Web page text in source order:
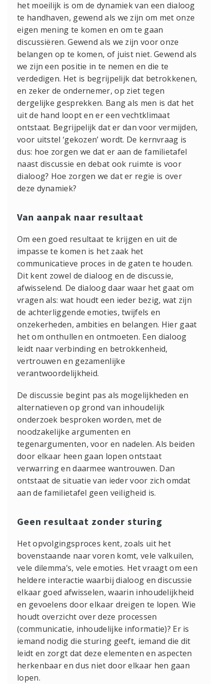
het moeilijk is om de dynamiek van een dialoog
te handhaven, gewend als we zijn om met onze
eigen mening te komen en om te gaan
discussiëren. Gewend als we zijn voor onze
belangen op te komen, of juist niet. Gewend als
we zijn een positie in te nemen en die te
verdedigen. Het is begrijpelijk dat betrokkenen,
en zeker de ondernemer, op ziet tegen
dergelijke gesprekken. Bang als men is dat het
uit de hand loopt en er een vechtklimaat
ontstaat. Begrijpelijk dat er dan voor vermijden,
voor uitstel ‘gekozen’ wordt. De kernvraag is
dus: hoe zorgen we dat er aan de familietafel
naast discussie en debat ook ruimte is voor
dialoog? Hoe zorgen we dat er regie is over
deze dynamiek?
Van aanpak naar resultaat
Om een goed resultaat te krijgen en uit de
impasse te komen is het zaak het
communicatieve proces in de gaten te houden.
Dit kent zowel de dialoog en de discussie,
afwisselend. De dialoog daar waar het gaat om
vragen als: wat houdt een ieder bezig, wat zijn
de achterliggende emoties, twijfels en
onzekerheden, ambities en belangen. Hier gaat
het om onthullen en ontmoeten. Een dialoog
leidt naar verbinding en betrokkenheid,
vertrouwen en gezamenlijke
verantwoordelijkheid.
De discussie begint pas als mogelijkheden en
alternatieven op grond van inhoudelijk
onderzoek besproken worden, met de
noodzakelijke argumenten en
tegenargumenten, voor en nadelen. Als beiden
door elkaar heen gaan lopen ontstaat
verwarring en daarmee wantrouwen. Dan
ontstaat de situatie van ieder voor zich omdat
aan de familietafel geen veiligheid is.
Geen resultaat zonder sturing
Het opvolgingsproces kent, zoals uit het
bovenstaande naar voren komt, vele valkuilen,
vele dilemma’s, vele emoties. Het vraagt om een
heldere interactie waarbij dialoog en discussie
elkaar goed afwisselen, waarin inhoudelijkheid
en gevoelens door elkaar dreigen te lopen. Wie
houdt overzicht over deze processen
(communicatie, inhoudelijke informatie)? Er is
iemand nodig die sturing geeft, iemand die dit
leidt en zorgt dat deze elementen en aspecten
herkenbaar en dus niet door elkaar hen gaan
lopen.